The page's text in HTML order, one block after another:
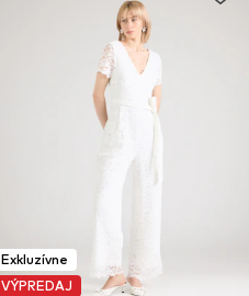
Exkluzívne
VÝPREDAJ